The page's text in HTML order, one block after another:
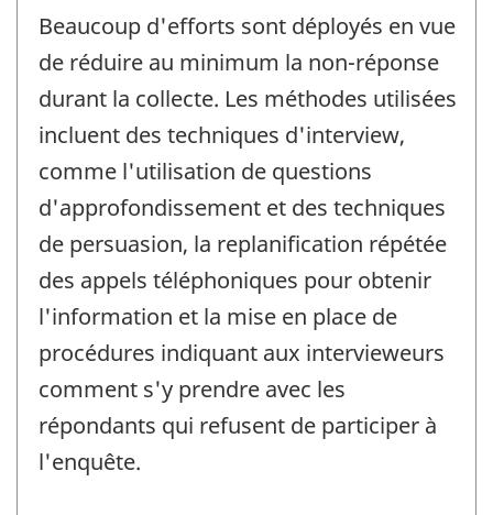
Beaucoup d'efforts sont déployés en vue
de réduire au minimum la non-réponse
durant la collecte. Les méthodes utilisées
incluent des techniques d'interview,
comme l'utilisation de questions
d'approfondissement et des techniques
de persuasion, la replanification répétée
des appels téléphoniques pour obtenir
l'information et la mise en place de
procédures indiquant aux intervieweurs
comment s'y prendre avec les
répondants qui refusent de participer à
l'enquête.